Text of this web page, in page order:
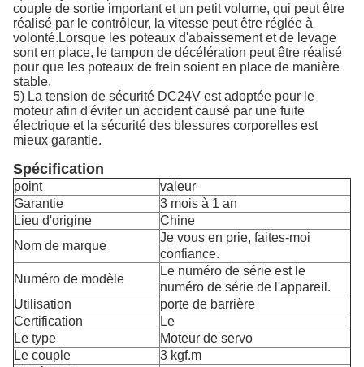
couple de sortie important et un petit volume, qui peut être
réalisé par le contrôleur, la vitesse peut être réglée à
volonté.Lorsque les poteaux d'abaissement et de levage
sont en place, le tampon de décélération peut être réalisé
pour que les poteaux de frein soient en place de manière
stable.
5) La tension de sécurité DC24V est adoptée pour le
moteur afin d'éviter un accident causé par une fuite
électrique et la sécurité des blessures corporelles est
mieux garantie.
Spécification
point
valeur
Garantie
3 mois à 1 an
Lieu d'origine
Chine
Nom de marque
Je vous en prie, faites-moi
confiance.
Numéro de modèle
Le numéro de série est le
numéro de série de l'appareil.
Utilisation
porte de barrière
Certification
Le
Le type
Moteur de servo
Le couple
3 kgf.m